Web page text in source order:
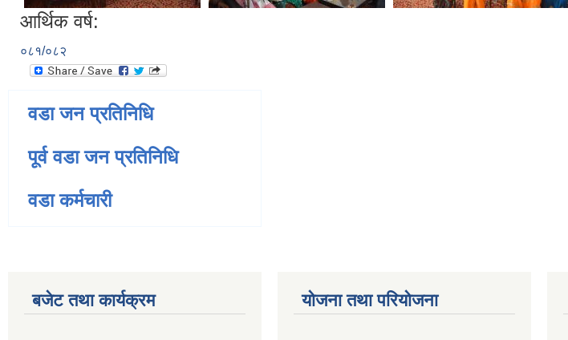
आर्थिक वर्ष:
०८१/०८२
वडा जन प्रतिनिधि
पूर्व वडा जन प्रतिनिधि
वडा कर्मचारी
बजेट तथा कार्यक्रम योजना तथा परियोजना